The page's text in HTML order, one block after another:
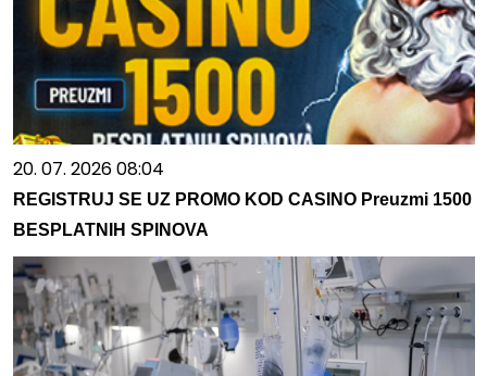
20. 07. 2026 08:04
REGISTRUJ SE UZ PROMO KOD CASINO Preuzmi 1500
BESPLATNIH SPINOVA